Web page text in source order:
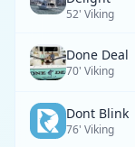
52' Viking
Done Deal
70' Viking
Dont Blink
76' Viking